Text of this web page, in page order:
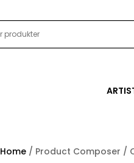
Home/ Product Composer /